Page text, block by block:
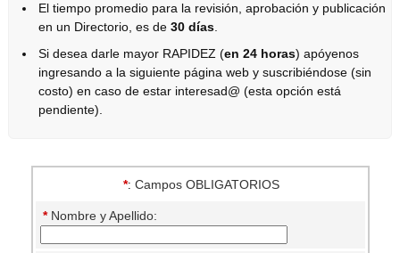
El tiempo promedio para la revisión, aprobación y publicación
en un Directorio, es de 30 días
Si desea darle mayor RAPIDEZ (en 24 horas) apóyenos
ingresando a la siguiente página web y suscribiéndose (sin
costo) en caso de estar interesad@ (esta opción está
pendiente).
*: Campos OBLIGATORIOS
* Nombre y Apellido: